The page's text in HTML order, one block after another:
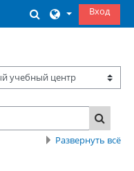
ИзменитьВход
Поиск
Развернуть всё